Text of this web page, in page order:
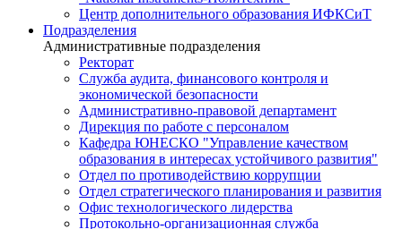
Центр дополнительного образования ИФКСиТ
Подразделения
Административные подразделения
Ректорат
Служба аудита, финансового контроля и
экономической безопасности
Административно-правовой департамент
Дирекция по работе с персоналом
Кафедра ЮНЕСКО "Управление качеством
образования в интересах устойчивого развития"
Отдел по противодействию коррупции
Отдел стратегического планирования и развития
Офис технологического лидерства
Протокольно-организационная служба